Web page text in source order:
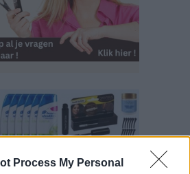
Process My Personal